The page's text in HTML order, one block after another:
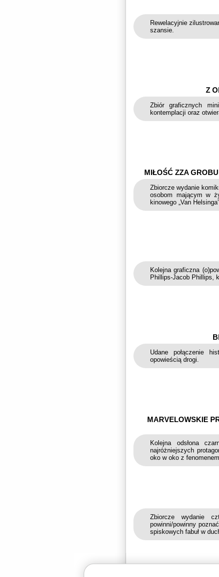
Rewelacyjnie
szansie.
Z
Zbiór graficznych
kontemplacji oraz
MIŁOŚĆ ZZA
Zbiorcze wydanie
osobom mającym w
kinowego „Van
Kolejna graficzna
Phillips-Jacob Phillips,
Udane połączenie
opowieścią drogi.
MARVELOWSKIE
Kolejna odsłona
najróżniejszych
oko w oko z
Zbiorcze wydanie
powinni/powinny
spiskowych fabuł w